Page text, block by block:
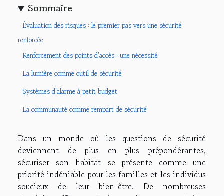
Sommaire
Évaluation des risques : le premier pas vers une sécurité
renforcée
Renforcement des points d'accès : une nécessité
La lumière comme outil de sécurité
Systèmes d'alarme à petit budget
La communauté comme rempart de sécurité
Dans un monde où les questions de sécurité
deviennent de plus en plus prépondérantes,
sécuriser son habitat se présente comme une
priorité indéniable pour les familles et les individus
soucieux de leur bien-être. De nombreuses